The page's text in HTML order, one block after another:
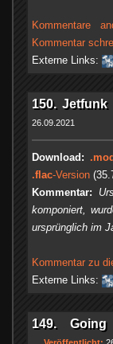
Kommentare
Kommentar
Externe Links:
150. Jetfunk
26.09.2021
Download: .mod
.flac-Version
Kommentar:
komponiert,
ursprünglich im
Kommentar zu
Externe Links:
149.